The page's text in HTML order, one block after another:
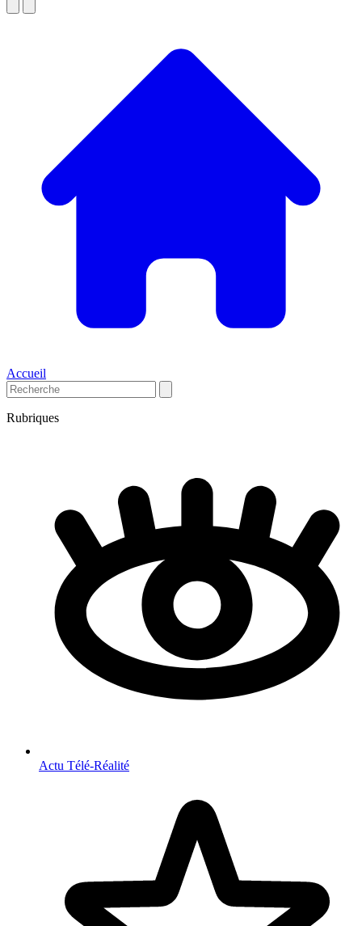
Accueil
Rubriques
Actu Télé-Réalité